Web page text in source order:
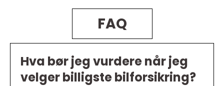
FAQ
Hva bør jeg vurdere når jeg
velger billigste bilforsikring?